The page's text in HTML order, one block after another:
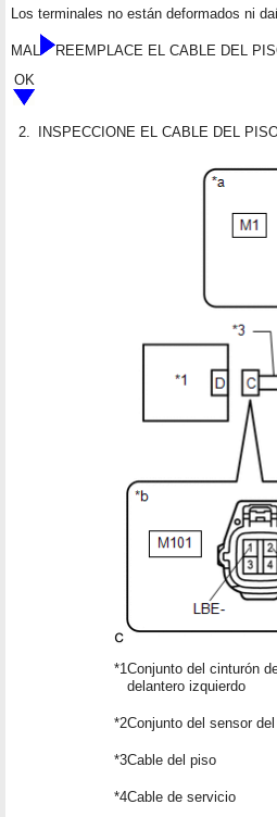
Los terminales no están deformados ni
MAL
REEMPLACE EL CABLE DEL
OK
2. INSPECCIONE EL CABLE DEL
*1 Conjunto del cinturón
delantero izquierdo
*2Conjunto del sensor
*3Cable del piso
*4Cable de servicio